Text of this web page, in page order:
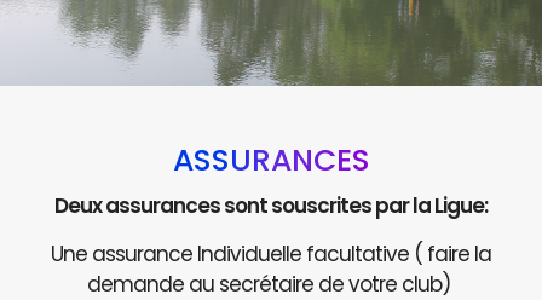
ASSURANCES
Deux assurances sont souscrites par la Ligue:
Une assurance Individuelle facultative ( faire la
demande au secrétaire de votre club)